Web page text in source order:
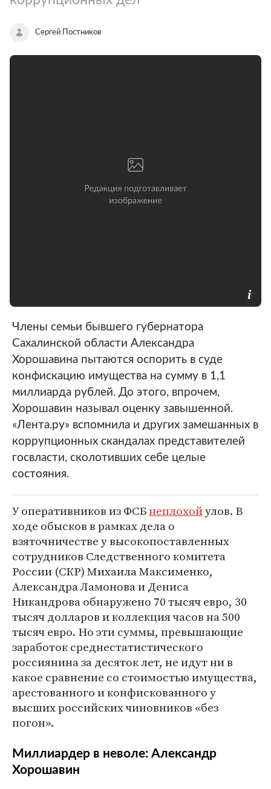
Сергей Постников
Члены семьи бывшего губернатора
Сахалинской области Александра
Хорошавина пытаются оспорить в суде
конфискацию имущества на сумму в 1,1
миллиарда рублей. До этого, впрочем,
Хорошавин называл оценку завышенной.
«Лента.ру» вспомнила и других замешанных в
коррупционных скандалах представителей
госвласти, сколотивших себе целые
состояния.
У оперативников из ФСБнеплохойулов. В
ходе обысков в рамках дела о
взяточничестве у высокопоставленных
сотрудников Следственного комитета
России (СКР) Михаила Максименко,
Александра Ламонова и Дениса
Никандрова обнаружено 70 тысяч евро, 30
тысяч долларов и коллекция часов на 500
тысяч евро. Но эти суммы, превышающие
заработок среднестатистического
россиянина за десяток лет, не идут ни в
какое сравнение со стоимостью имущества,
арестованного и конфискованного у
высших российских чиновников «без
погон».
Миллиардер в неволе: Александр
Хорошавин